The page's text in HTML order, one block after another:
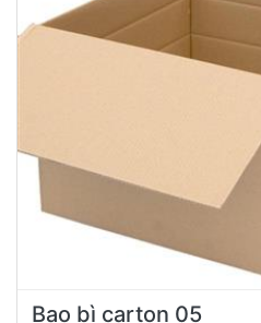
Bao bì carton 05